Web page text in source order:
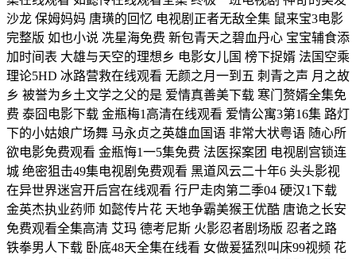
沙龙 保姆妈妈 唐璜的回忆 电视剧正者无敌全集 鼠来宝3电影
完整版 如也小说 冼星海免费 新包青天之碧血丹心 宝宝辅食添
加时间表 大雄与天空的理想乡 电影女儿国 榜下捉婿 法国空乘
理论5HD 冰路营救在线观看 无颜之月一到五 刺青之声 月之故
乡 被誉为乡土文学之父的是 爱情真善美下载 寒门赘婿全集免
费 泰囧电影下载 金瓶梅1高清在线观看 爱情公寓3第16集 路灯
下的小姑娘广场舞 马永贞之英雄血国语 非常大状粤语 随心所
欲电影免费观看 金瓶悔1一5集免费 法医探案团 电视剧宫锁连
城 绝密狙击49集电视剧免费观看 黑道风云二十年6 头头影视
在异世界迷宫开后宫在线观看 行尸走肉第二季04 硬汉1下载
金英杰执业药师 如懿传片花 天地争霸美猴王优酷 唐诡之长安
免费观看全集高清 艾玛 德考尼斯 火影忍者剧场版 忍者之路
铁拳男人下载 卧底48天全集在线看 女做爰猛烈叫床99视频 花